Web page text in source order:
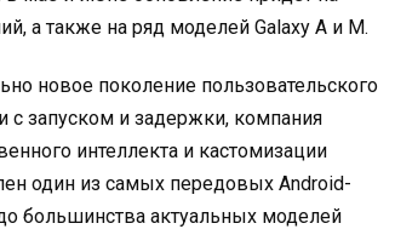
а также на ряд моделей Galaxy A и M.
новое поколение пользовательского
с запуском и задержки, компания
интеллекта и кастомизации
один из самых передовых Android-
большинства актуальных моделей